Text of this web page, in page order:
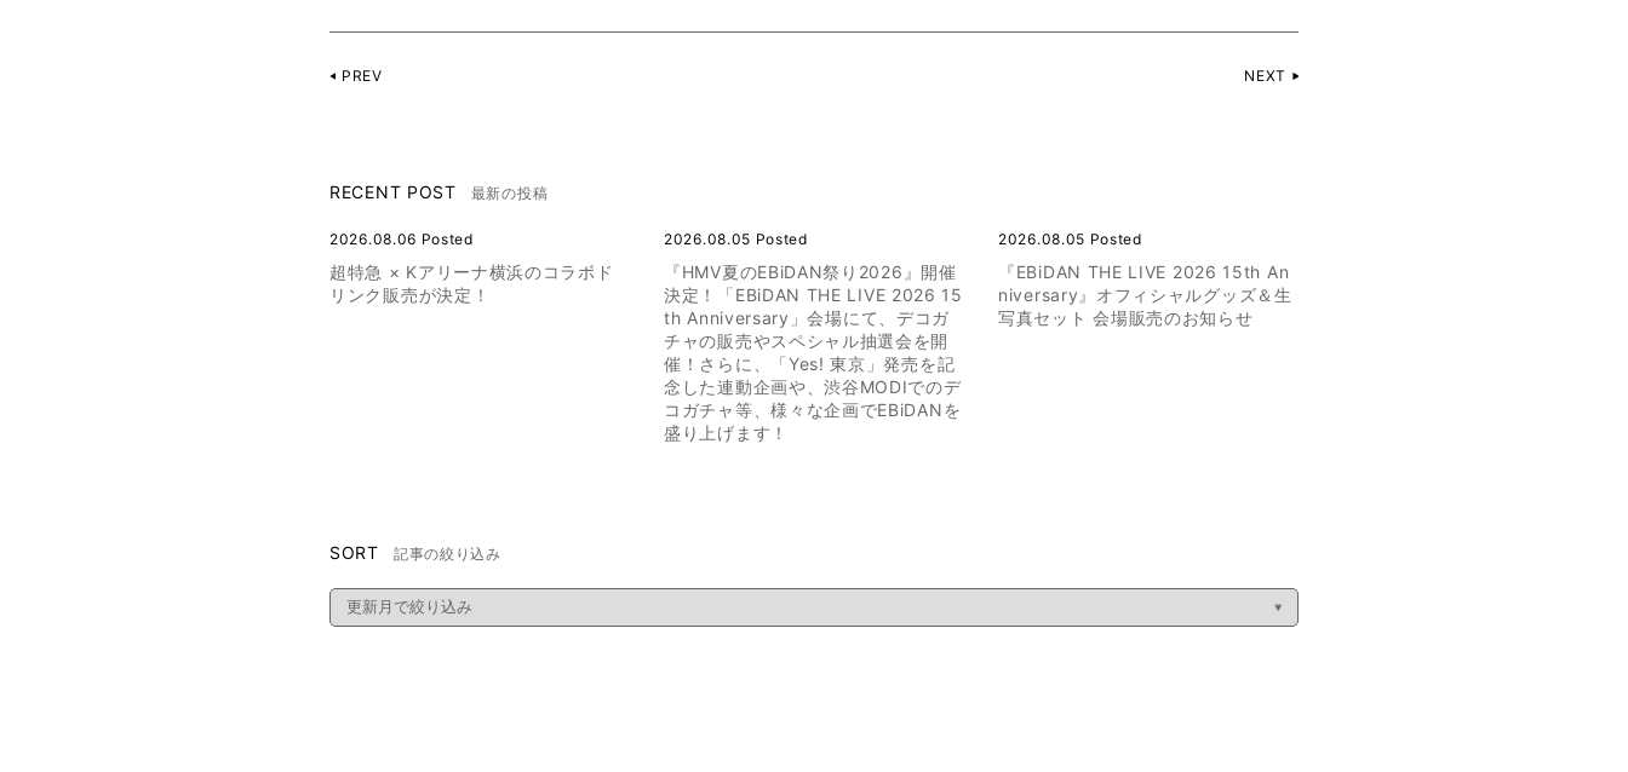
PREV NEXT
RECENT POST 最新の投稿
2026.08.06 Posted
超特急 × Kアリーナ横浜のコラボド
リンク販売が決定！
2026.08.05 Posted
『HMV夏のEBiDAN祭り2026』開催
決定！「EBiDAN THE LIVE 2026 15
th Anniversary」会場にて、デコガ
チャの販売やスペシャル抽選会を開
催！さらに、「Yes! 東京」発売を記
念した連動企画や、渋谷MODIでのデ
コガチャ等、様々な企画でEBiDANを
盛り上げます！
2026.08.05 Posted
『EBiDAN THE LIVE 2026 15th An
niversary』オフィシャルグッズ＆生
写真セット 会場販売のお知らせ
SORT 記事の絞り込み